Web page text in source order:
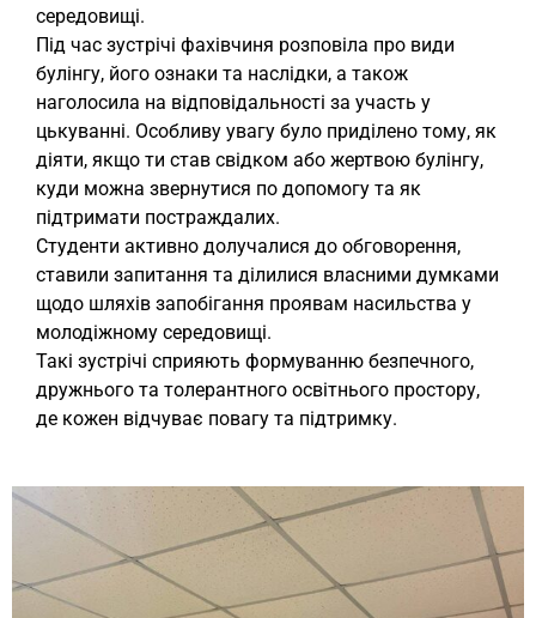
середовищі.
Під час зустрічі фахівчиня розповіла про види
булінгу, його ознаки та наслідки, а також
наголосила на відповідальності за участь у
цькуванні. Особливу увагу було приділено тому, як
діяти, якщо ти став свідком або жертвою булінгу,
куди можна звернутися по допомогу та як
підтримати постраждалих.
Студенти активно долучалися до обговорення,
ставили запитання та ділилися власними думками
щодо шляхів запобігання проявам насильства у
молодіжному середовищі.
Такі зустрічі сприяють формуванню безпечного,
дружнього та толерантного освітнього простору,
де кожен відчуває повагу та підтримку.